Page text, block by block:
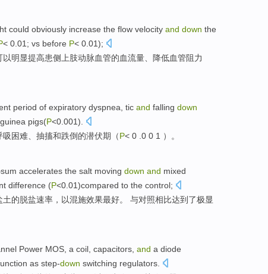
could obviously increase the flow velocity and down the
< 0.01; vs before P< 0.01);
以明显提高患侧上肢动脉血管的血流量、 降低血管阻力
period of expiratory dyspnea tic and falling down
pigs(P<0.001).
吸 困难、 抽搐和跌倒 的潜伏期 （P< 0 .0 0 1 ）。
accelerates the salt moving down and mixed
difference (P<0.01)compared to the control;
的脱盐速率，以混施效果最好。 与对照相比达到了极显
Power MOS a coil capacitors and a diode
as step-down switching regulators